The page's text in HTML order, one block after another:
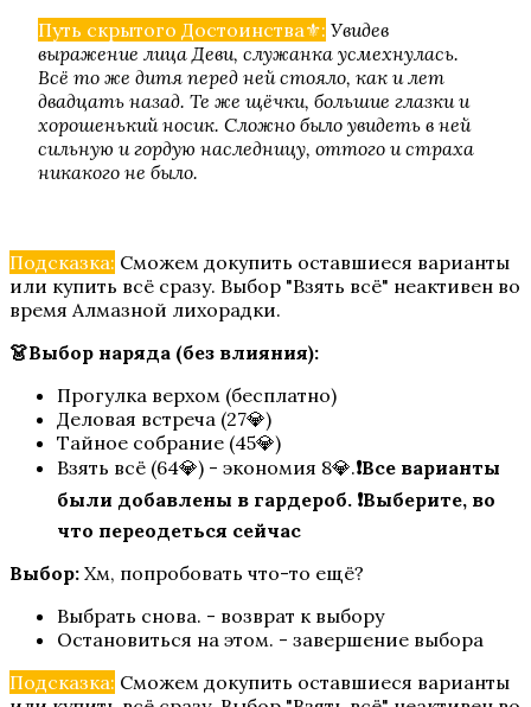
Теодора
Цветок из огня Тиамат
Кали: Зов Тьмы
Путь скрытого Достоинства⚜️: Увидев
выражение лица Деви, служанка усмехнулась.
Всё то же дитя перед ней стояло, как и лет
двадцать назад. Те же щёчки, большие глазки и
хорошенький носик. Сложно было увидеть в ней
сильную и гордую наследницу, оттого и страха
никакого не было.
Подсказка: Сможем докупить оставшиеся варианты
или купить всё сразу. Выбор "Взять всё" неактивен во
время Алмазной лихорадки.
👗Выбор наряда (без влияния):
Прогулка верхом (бесплатно)
Деловая встреча (27💎)
Тайное собрание (45💎)
Взять всё (64💎) - экономия 8💎.❗Все варианты
были добавлены в гардероб. ❗Выберите, во
что переодеться сейчас
Выбор: Хм, попробовать что-то ещё?
Выбрать снова. - возврат к выбору
Остановиться на этом. - завершение выбора
Подсказка: Сможем докупить оставшиеся варианты